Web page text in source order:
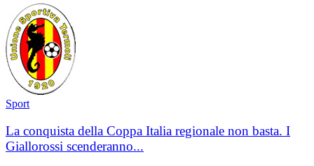
Sport
La conquista della Coppa Italia regionale non basta. I
Giallorossi scenderanno...